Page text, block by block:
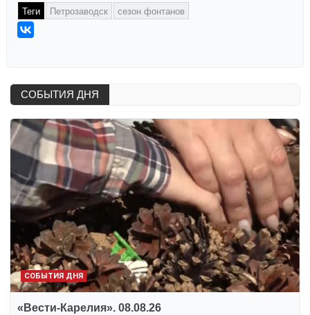
Теги Петрозаводск сезон фонтанов
СОБЫТИЯ ДНЯ
СОБЫТИЯ ДНЯ
«Вести-Карелия». 08.08.26